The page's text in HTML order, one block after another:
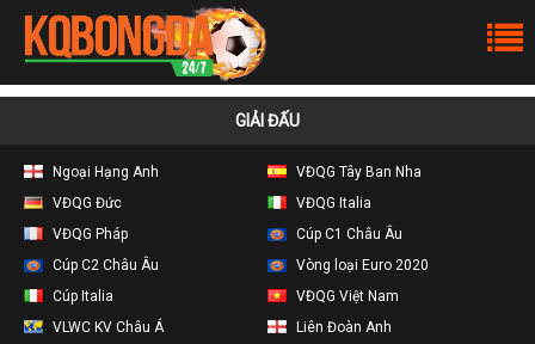
GIẢI ĐẤU
Ngoại Hạng Anh
VĐQG Tây Ban Nha
VĐQG Đức
VĐQG Italia
VĐQG Pháp
Cúp C1 Châu Âu
Cúp C2 Châu Âu
Vòng loại Euro 2020
Cúp Italia
VĐQG Việt Nam
VLWC KV Châu Á
Liên Đoàn Anh